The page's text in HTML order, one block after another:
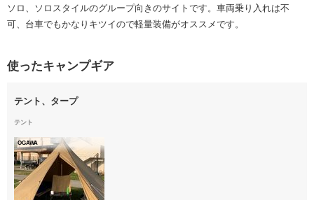
ソロ、ソロスタイルのグループ向きのサイトです。車両乗り入れは不
可、台車でもかなりキツイので軽量装備がオススメです。
使ったキャンプギア
テント、タープ
テント
OGAWA